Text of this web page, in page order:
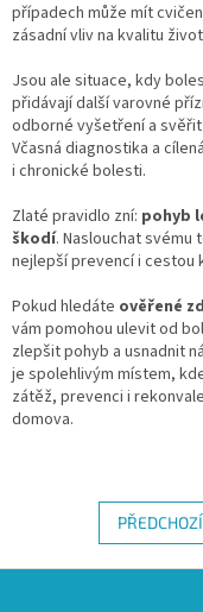
případech může mít
zásadní vliv na kvalitu
Jsou ale situace, kdy
přidávají další varovné
odborné vyšetření a
Včasná diagnostika a
i chronické bolesti.
Zlaté pravidlo zní: pohyb
škodí. Naslouchat svému
nejlepší prevencí i cestou
Pokud hledáte ověřené
vám pomohou ulevit od
zlepšit pohyb a usnadnit
je spolehlivým místem,
zátěž, prevenci i
domova.